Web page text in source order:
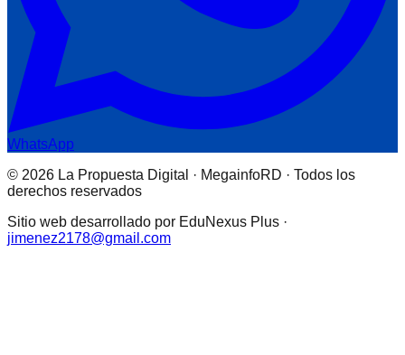
WhatsApp
© 2026 La Propuesta Digital · MegainfoRD · Todos los
derechos reservados
Sitio web desarrollado por EduNexus Plus ·
jimenez2178@gmail.com